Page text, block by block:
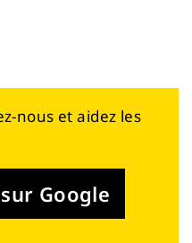
nous et aidez les
Google